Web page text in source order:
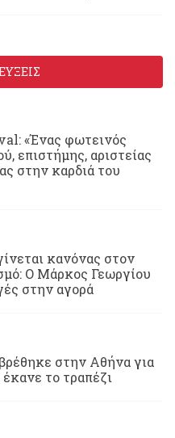
«Ένας φωτεινός
επιστήμης, αριστείας
στην καρδιά του
κανόνας στον
Ο Μάρκος Γεωργίου
στην αγορά
στην Αθήνα για
το τραπέζι